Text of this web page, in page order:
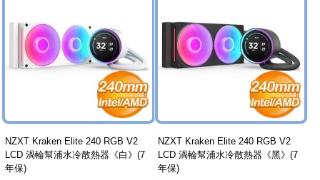
NZXT Kraken Elite 240 RGB V2
LCD 渦輪幫浦水冷散熱器《白》(7
年保)
NZXT Kraken Elite 240 RGB V2
LCD 渦輪幫浦水冷散熱器《黑》(7
年保)